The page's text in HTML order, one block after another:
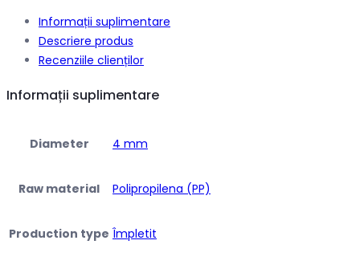
Informații suplimentare
Descriere produs
Recenziile clienților
Informații suplimentare
Diameter 4 mm
Raw material Polipropilena (PP)
Production type Împletit